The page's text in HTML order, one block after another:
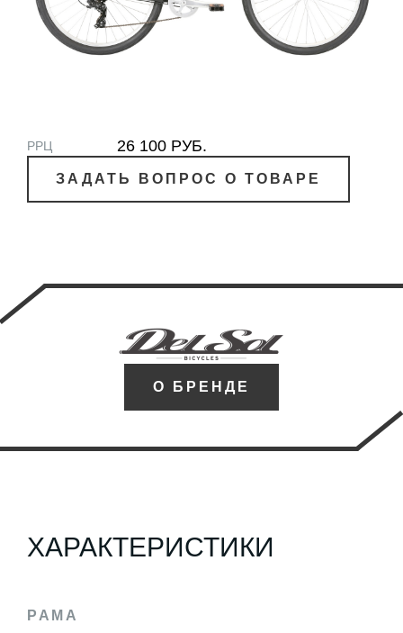
РРЦ 26 100 РУБ.
ЗАДАТЬ ВОПРОС О ТОВАРЕ
О БРЕНДЕ
ХАРАКТЕРИСТИКИ
РАМА